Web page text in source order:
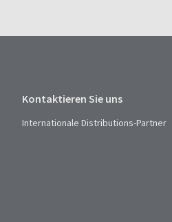
Kontaktieren Sie uns
Internationale Distributions-Partner